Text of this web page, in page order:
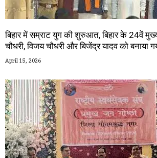
बिहार में सम्राट युग की शुरुआत, बिहार के 24वें
चौधरी, विजय चौधरी और बिजेंद्र यादव को बनाया
April 15, 2026